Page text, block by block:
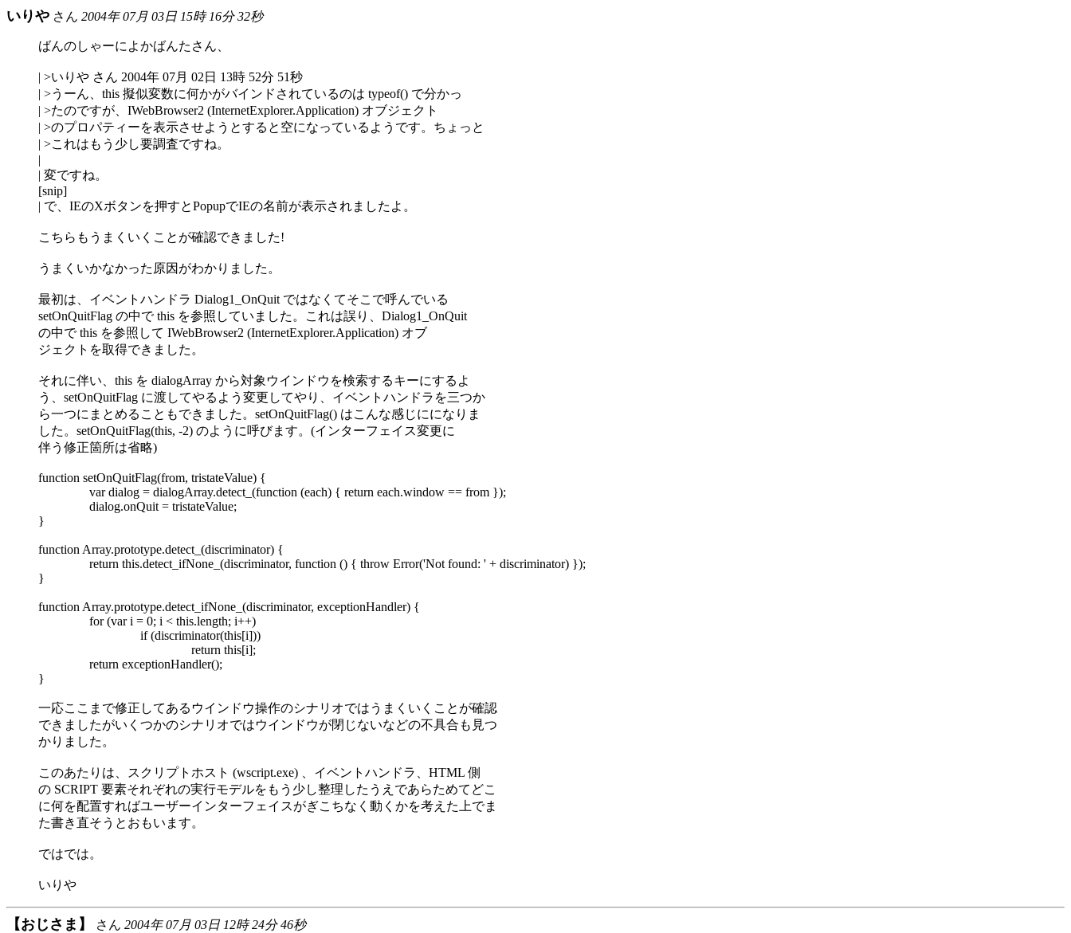
いりや さん 2004年 07月 03日 15時 16分 32秒
ばんのしゃーによかばんたさん、
| >いりや さん 2004年 07月 02日 13時 52分 51秒
| >うーん、this 擬似変数に何かがバインドされているのは typeof() で分かっ
| >たのですが、IWebBrowser2 (InternetExplorer.Application) オブジェクト
| >のプロパティーを表示させようとすると空になっているようです。ちょっと
| >これはもう少し要調査ですね。
|
| 変ですね。
[snip]
| で、IEのXボタンを押すとPopupでIEの名前が表示されましたよ。
こちらもうまくいくことが確認できました!
うまくいかなかった原因がわかりました。
最初は、イベントハンドラ Dialog1_OnQuit ではなくてそこで呼んでいる
setOnQuitFlag の中で this を参照していました。これは誤り、Dialog1_OnQuit
の中で this を参照して IWebBrowser2 (InternetExplorer.Application) オブ
ジェクトを取得できました。
それに伴い、this を dialogArray から対象ウインドウを検索するキーにするよ
う、setOnQuitFlag に渡してやるよう変更してやり、イベントハンドラを三つか
ら一つにまとめることもできました。setOnQuitFlag() はこんな感じにになりま
した。setOnQuitFlag(this, -2) のように呼びます。(インターフェイス変更に
伴う修正箇所は省略)
function setOnQuitFlag(from, tristateValue) {
var dialog = dialogArray.detect_(function (each) { return each.window == from });
dialog.onQuit = tristateValue;
}
function Array.prototype.detect_(discriminator) {
return this.detect_ifNone_(discriminator, function () { throw Error('Not found: ' + discriminator) });
}
function Array.prototype.detect_ifNone_(discriminator, exceptionHandler) {
for (var i = 0; i < this.length; i++)
if (discriminator(this[i]))
return this[i];
return exceptionHandler();
}
一応ここまで修正してあるウインドウ操作のシナリオではうまくいくことが確認
できましたがいくつかのシナリオではウインドウが閉じないなどの不具合も見つ
かりました。
このあたりは、スクリプトホスト (wscript.exe) 、イベントハンドラ、HTML 側
の SCRIPT 要素それぞれの実行モデルをもう少し整理したうえであらためてどこ
に何を配置すればユーザーインターフェイスがぎこちなく動くかを考えた上でま
た書き直そうとおもいます。
ではでは。
いりや
【おじさま】 さん 2004年 07月 03日 12時 24分 46秒